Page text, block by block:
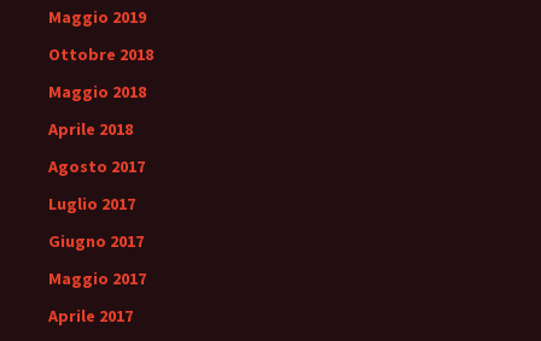
Maggio 2019
Ottobre 2018
Maggio 2018
Aprile 2018
Agosto 2017
Luglio 2017
Giugno 2017
Maggio 2017
Aprile 2017